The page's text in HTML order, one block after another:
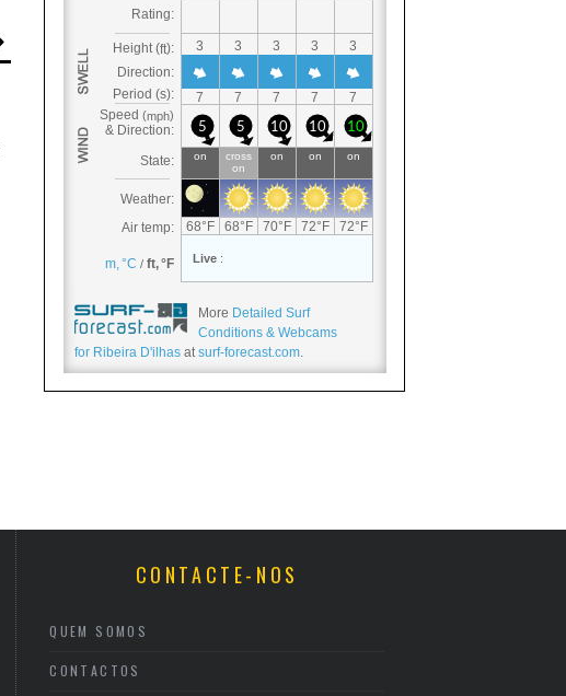
More Detailed Surf
Conditions & Webcams
for Ribeira D'ilhas at surf-forecast.com.
CONTACTE-NOS
QUEM SOMOS
CONTACTOS